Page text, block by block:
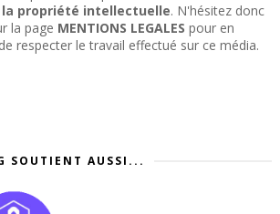
la propriété intellectuelle. N'hésitez donc
la page MENTIONS LEGALES pour en
respecter le travail effectué sur ce média.
SOUTIENT AUSSI...